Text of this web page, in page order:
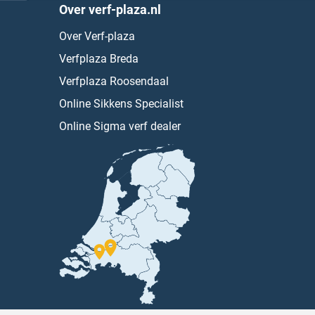
Over verf-plaza.nl
Over Verf-plaza
Verfplaza Breda
Verfplaza Roosendaal
Online Sikkens Specialist
Online Sigma verf dealer